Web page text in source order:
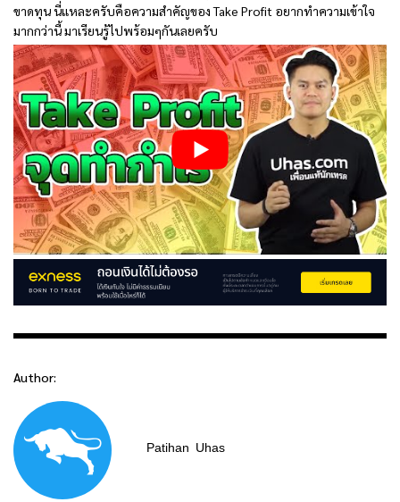
ขาดทุน นี่แหละครับคือความสำคัญของ Take Profit อยากทำความเข้าใจ
มากกว่านี้ มาเรียนรู้ไปพร้อมๆกันเลยครับ
Author:
Patihan Uhas